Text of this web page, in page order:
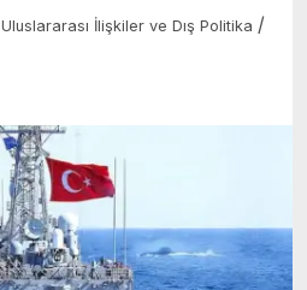
Uluslararası İlişkiler ve Dış Politika /